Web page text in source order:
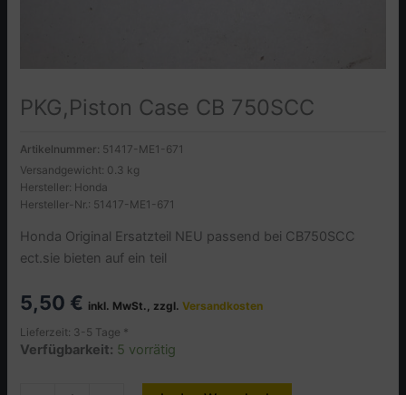
PKG,Piston Case CB 750SCC
Artikelnummer: 51417-ME1-671
Versandgewicht: 0.3 kg
Hersteller: Honda
Hersteller-Nr.: 51417-ME1-671
Honda Original Ersatzteil NEU passend bei CB750SCC
ect.sie bieten auf ein teil
5,50 € inkl. MwSt., zzgl.Versandkosten
Lieferzeit: 3-5 Tage *
Verfügbarkeit: 5 vorrätig